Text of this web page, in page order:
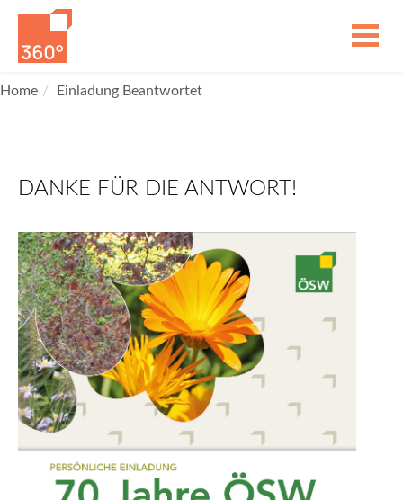
Home Einladung Beantwortet
DANKE FÜR DIE ANTWORT!